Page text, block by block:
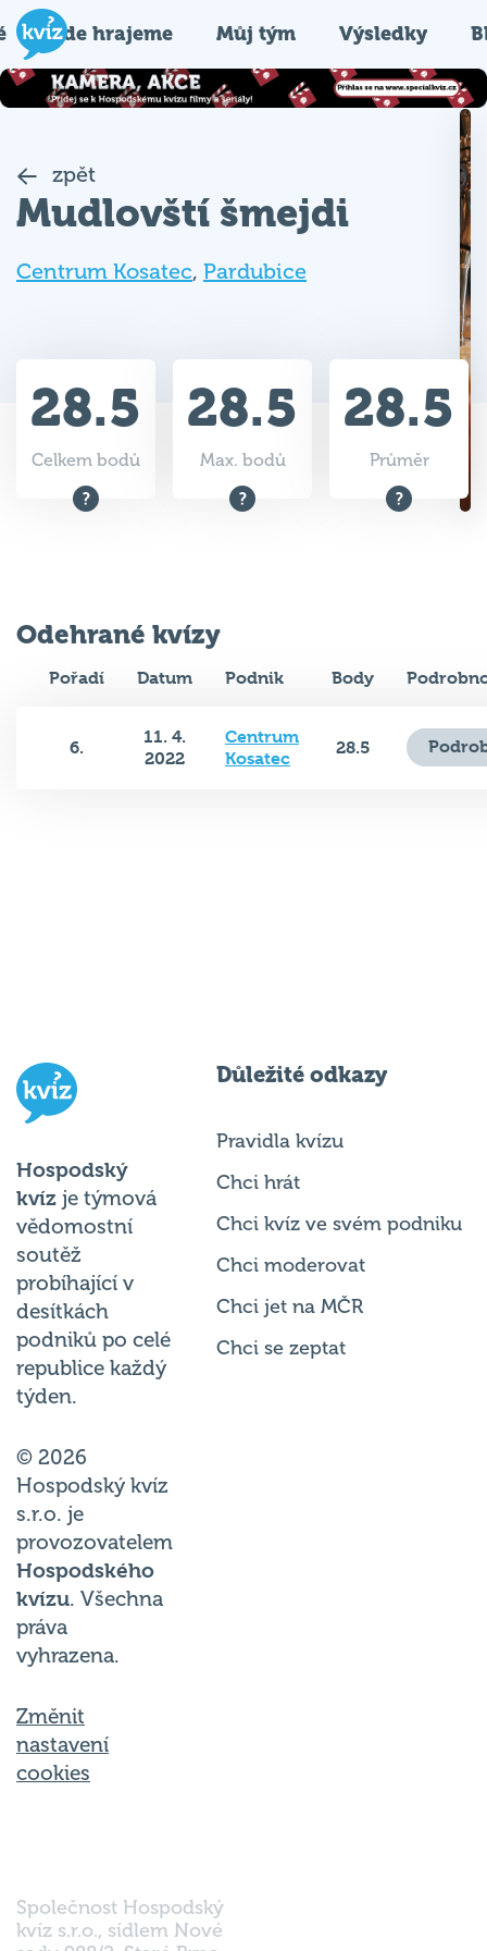
Kde hrajeme Můj tým Výsledky
zpět
Mudlovští šmejdi
Centrum Kosatec, Pardubice
28.5
Celkem bodů
28.5
Max. bodů
28.5
Průměr
Odehrané kvízy
Pořadí Datum Podnik Body
6.
11. 4.
2022
Centrum
Kosatec
28.5
Hospodský
kvíz je týmová
vědomostní
soutěž
probíhající v
desítkách
podniků po celé
republice každý
týden.
© 2026
Hospodský kvíz
s.r.o. je
provozovatelem
Hospodského
kvízu. Všechna
práva
vyhrazena.
Změnit
nastavení
cookies
Důležité odkazy
Pravidla kvízu
Chci hrát
Chci kvíz ve svém podniku
Chci moderovat
Chci jet na MČR
Chci se zeptat
Společnost Hospodský
kvíz s.r.o., sídlem Nové